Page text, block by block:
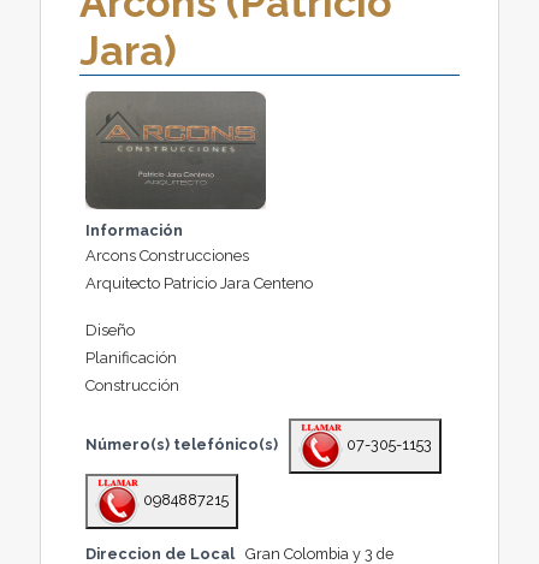
Jara)
Información
Arcons Construcciones
Arquitecto Patricio Jara Centeno
Diseño
Planificación
Construcción
Número(s) telefónico(s) 07-305-1153
0984887215
Direccion de Local
Gran Colombia y 3 de